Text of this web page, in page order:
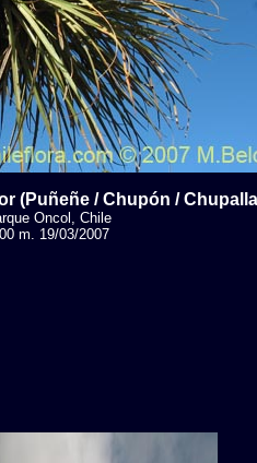
(Puñeñe / Chupón /
Oncol, Chile
m. 19/03/2007